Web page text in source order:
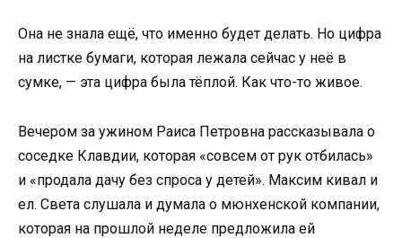
Она не знала ещё, что именно будет делать. Но цифра
на листке бумаги, которая лежала сейчас у неё в
сумке, — эта цифра была тёплой. Как что-то живое.
Вечером за ужином Раиса Петровна рассказывала о
соседке Клавдии, которая «совсем от рук отбилась»
и «продала дачу без спроса у детей». Максим кивал и
ел. Света слушала и думала о мюнхенской компании,
которая на прошлой неделе предложила ей